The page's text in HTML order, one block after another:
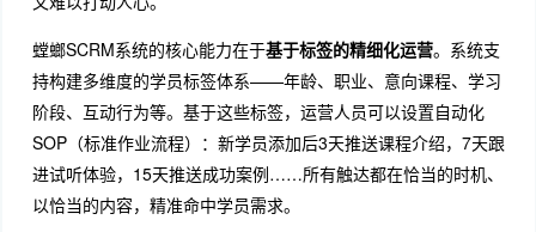
螳螂SCRM系统的核心能力在于基于标签的精细化运营。系统支
持构建多维度的学员标签体系——年龄、职业、意向课程、学习
阶段、互动行为等。基于这些标签，运营人员可以设置自动化
SOP（标准作业流程）：新学员添加后3天推送课程介绍，7天跟
进试听体验，15天推送成功案例……所有触达都在恰当的时机、
以恰当的内容，精准命中学员需求。